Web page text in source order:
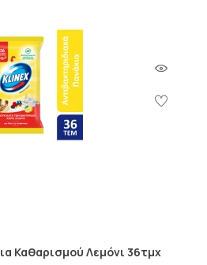
Καθαρισμού Λεμόνι 36τμχ